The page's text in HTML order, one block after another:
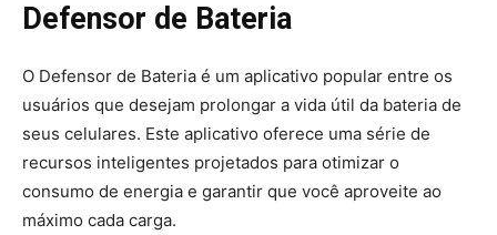
Defensor de Bateria
O Defensor de Bateria é um aplicativo popular entre os
usuários que desejam prolongar a vida útil da bateria de
seus celulares. Este aplicativo oferece uma série de
recursos inteligentes projetados para otimizar o
consumo de energia e garantir que você aproveite ao
máximo cada carga.